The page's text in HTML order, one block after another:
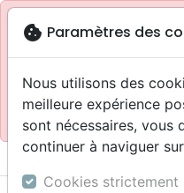
blockSite réservé aux
Accès pour les
Site pour le grand public
menu
cookie Paramètres des
Nous utilisons des
meilleure expérience
sont nécessaires, vous
continuer à naviguer
Cookies strictement